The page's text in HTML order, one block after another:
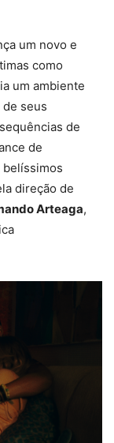
um novo e
como
um ambiente
seus
de
de
direção de
Arteaga,